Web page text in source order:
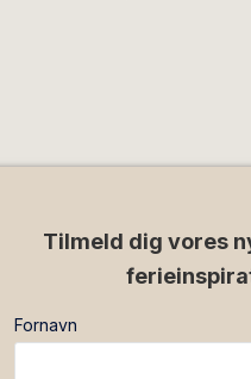
Tilmeld dig vores
Fornavn